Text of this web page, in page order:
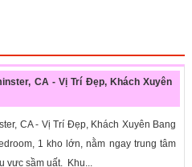
CA - Vị Trí Đẹp, Khách Xuyên
CA - Vị Trí Đẹp, Khách Xuyên Bang
1 kho lớn, nằm ngay trung tâm
vực sầm uất. Khu...